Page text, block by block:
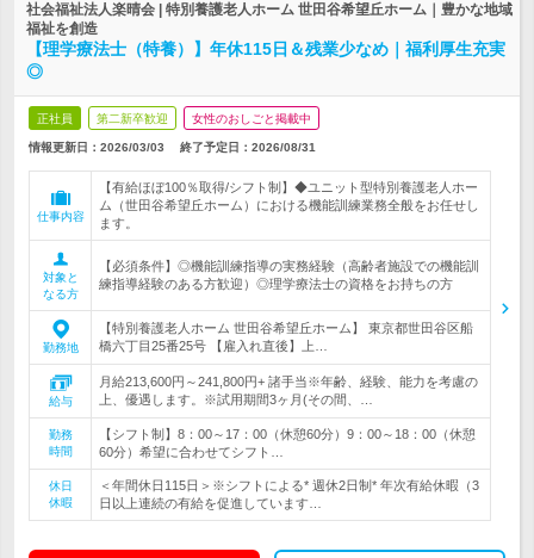
社会福祉法人楽晴会 | 特別養護老人ホーム 世田谷希望丘ホーム｜豊かな地域
福祉を創造
【理学療法士（特養）】年休115日＆残業少なめ｜福利厚生充実
◎
正社員 第二新卒歓迎 女性のおしごと掲載中
情報更新日：2026/03/03 終了予定日： 2026/08/31
仕事内容
【有給ほぼ100％取得/シフト制】◆ユニット型特別養護老人ホー
ム（世田谷希望丘ホーム）における機能訓練業務全般をお任せし
ます。
対象と
なる方
【必須条件】◎機能訓練指導の実務経験（高齢者施設での機能訓
練指導経験のある方歓迎）◎理学療法士の資格をお持ちの方
勤務地
【特別養護老人ホーム 世田谷希望丘ホーム】 東京都世田谷区船
橋六丁目25番25号 【雇入れ直後】上…
給与
月給213,600円～241,800円+ 諸手当※年齢、経験、能力を考慮の
上、優遇します。※試用期間3ヶ月(その間、…
勤務
時間
【シフト制】8：00～17：00（休憩60分）9：00～18：00（休憩
60分）希望に合わせてシフト…
休日
休暇
＜年間休日115日＞※シフトによる* 週休2日制* 年次有給休暇（3
日以上連続の有給を促進しています…